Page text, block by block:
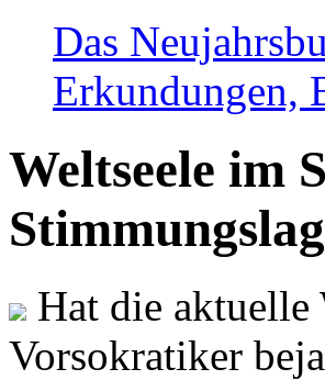
Das
Erkundungen,
Weltseele im
Hat die aktuelle
Vorsokratiker